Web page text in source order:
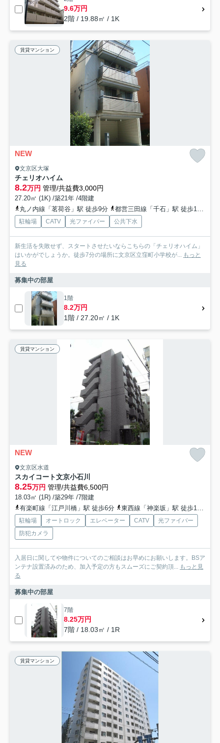
9.6万円
2階 / 19.88㎡ / 1K
賃貸マンション
NEW
文京区大塚
チェリオハイム
8.2万円 管理/共益費3,000円
27.20㎡ (1K) /築21年 /4階建
丸ノ内線「茗荷谷」駅 徒歩9分
都営三田線「千石」駅 徒歩13分
駐輪場 CATV 光ファイバー 公共下水
新生活を失敗せず、スタートさせたいならこちらの「チェリオハイム」
はいかがでしょうか。徒歩7分の場所に文京区立窪町小学校が... もっと
見る
募集中の部屋
1階
8.2万円
1階 / 27.20㎡ / 1K
賃貸マンション
NEW
文京区水道
スカイコート文京小石川
8.25万円 管理/共益費6,500円
18.03㎡ (1R) /築29年 /7階建
有楽町線「江戸川橋」駅 徒歩6分
東西線「神楽坂」駅 徒歩14分
駐輪場 オートロック エレベーター CATV
光ファイバー
防犯カメラ
入居日に関してや物件についてのご相談はお早めにお願いします。BSア
ンテナ設置済みのため、加入予定の方もスムーズにご契約頂... もっと見
る
募集中の部屋
7階
8.25万円
7階 / 18.03㎡ / 1R
賃貸マンション